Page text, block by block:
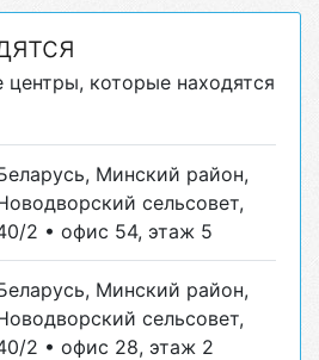
которые находятся
Минский район,
сельсовет,
2 • офис 54, этаж 5
Минский район,
сельсовет,
2 • офис 28, этаж 2